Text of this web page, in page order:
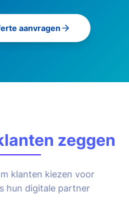
aanvragen
zeggen
klanten kiezen voor
hun digitale partner